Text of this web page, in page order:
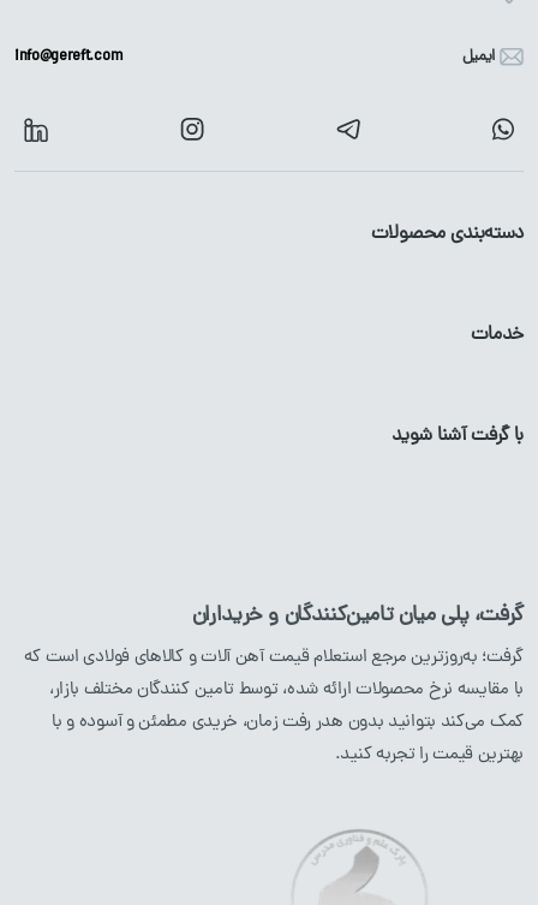
ایمیل info@gereft.com
دسته‌بندی محصولات
میلگرد
پروفیل آهن
ناودانی
نبشی
محصولات استیل
میلگرداستیل
خدمات
با گرفت آشنا شوید
گرفت، پلی میان تامین‌کنندگان و خریداران
گرفت؛ به‌روزترین مرجع استعلام قیمت آهن آلات و کالاهای فولادی است که
با مقایسه نرخ محصولات ارائه شده، توسط تامین کنندگان مختلف بازار،
کمک می‌کند بتوانید بدون هدر رفت زمان، خریدی مطمئن و آسوده و با
بهترین قیمت را تجربه کنید.